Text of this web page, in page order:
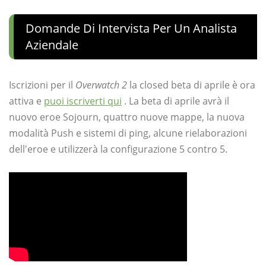
Domande Di Intervista Per Un Analista
Aziendale
Iscrizioni per il Overwatch 2 la closed beta di aprile è ora
attiva e puoi iscriverti qui . La beta di aprile avrà il
nuovo eroe Sojourn, quattro nuove mappe, la nuova
modalità Push e sistemi di ping, alcune rielaborazioni
dell'eroe e utilizzerà la configurazione 5 contro 5.